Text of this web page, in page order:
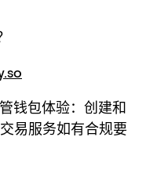
钱包体验：创建和
易服务如有合规要